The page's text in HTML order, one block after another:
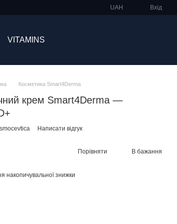
UAH Вхід
VITAMINS
Косметика Smart4Derma
крем Smart4Derma —
Написати відгук
Порівняти В бажання
накопичувальної знижки